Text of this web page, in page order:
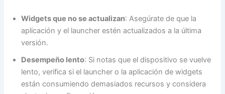
Widgets que no se actualizan: Asegúrate de que la
aplicación y el launcher estén actualizados a la última
versión.
Desempeño lento: Si notas que el dispositivo se vuelve
lento, verifica si el launcher o la aplicación de widgets
están consumiendo demasiados recursos y considera